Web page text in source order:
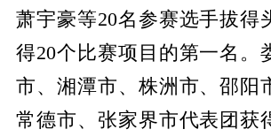
萧宇豪等20名参赛选手拔得
得20个比赛项目的第一名。
市、湘潭市、株洲市、邵阳
常德市、张家界市代表团获